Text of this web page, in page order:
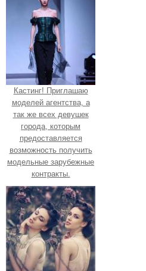
Кастинг! Приглашаю
моделей агентства, а
так же всех девушек
города, которым
предоставляется
возможность получить
модельные зарубежные
контракты.